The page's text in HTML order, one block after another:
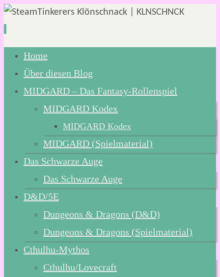
Zum
Inhalt
springen
Home
Über diesen Blog
MIDGARD – Das Fantasy-Rollenspiel
MIDGARD Kodex
MIDGARD Kodex
MIDGARD (Spielmaterial)
Das Schwarze Auge
Das Schwarze Auge
D&D/5E
Dungeons & Dragons (D&D)
Dungeons & Dragons (Spielmaterial)
Cthulhu-Mythos
Cthulhu/Lovecraft